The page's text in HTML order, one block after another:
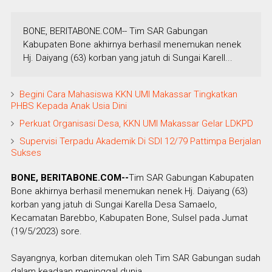
BONE, BERITABONE.COM-- Tim SAR Gabungan
Kabupaten Bone akhirnya berhasil menemukan nenek
Hj. Daiyang (63) korban yang jatuh di Sungai Karell...
Begini Cara Mahasiswa KKN UMI Makassar Tingkatkan
PHBS Kepada Anak Usia Dini
Perkuat Organisasi Desa, KKN UMI Makassar Gelar LDKPD
Supervisi Terpadu Akademik Di SDI 12/79 Pattimpa Berjalan
Sukses
BONE, BERITABONE.COM--Tim SAR Gabungan Kabupaten
Bone akhirnya berhasil menemukan nenek Hj. Daiyang (63)
korban yang jatuh di Sungai Karella Desa Samaelo,
Kecamatan Barebbo, Kabupaten Bone, Sulsel pada Jumat
(19/5/2023) sore.
Sayangnya, korban ditemukan oleh Tim SAR Gabungan sudah